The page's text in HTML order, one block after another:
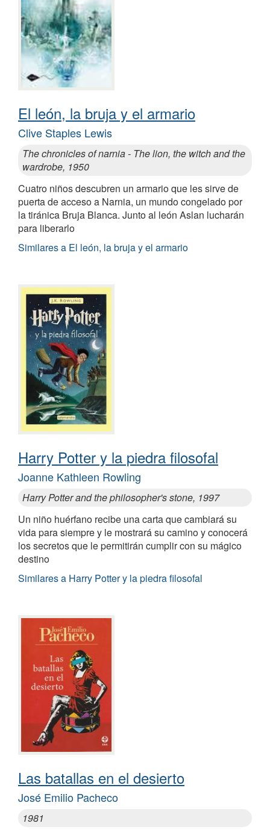
El león, la bruja y el armario
Clive Staples Lewis
The chronicles of narnia - The lion, the witch and the
wardrobe, 1950
Cuatro niños descubren un armario que les sirve de
puerta de acceso a Narnia, un mundo congelado por
la tiránica Bruja Blanca. Junto al león Aslan lucharán
para liberarlo
Similares a El león, la bruja y el armario
Harry Potter y la piedra filosofal
Joanne Kathleen Rowling
Harry Potter and the philosopher's stone, 1997
Un niño huérfano recibe una carta que cambiará su
vida para siempre y le mostrará su camino y conocerá
los secretos que le permitirán cumplir con su mágico
destino
Similares a Harry Potter y la piedra filosofal
Las batallas en el desierto
José Emilio Pacheco
1981